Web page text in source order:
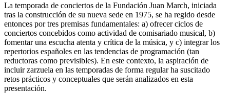
La temporada de conciertos de la Fundación Juan March, iniciada
tras la construcción de su nueva sede en 1975, se ha regido desde
entonces por tres premisas fundamentales: a) ofrecer ciclos de
conciertos concebidos como actividad de comisariado musical, b)
fomentar una escucha atenta y crítica de la música, y c) integrar los
repertorios españoles en las tendencias de programación (tan
reductoras como previsibles). En este contexto, la aspiración de
incluir zarzuela en las temporadas de forma regular ha suscitado
retos prácticos y conceptuales que serán analizados en esta
presentación.